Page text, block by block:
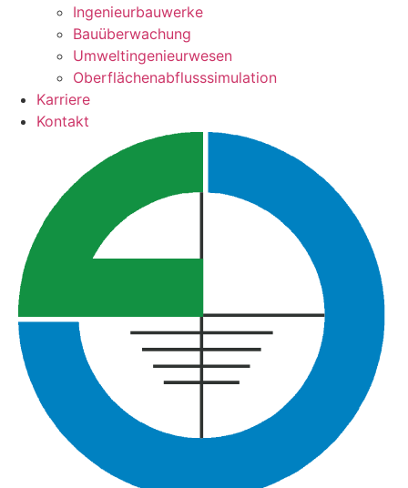
Ingenieurbauwerke
Bauüberwachung
Umweltingenieurwesen
Oberflächenabflusssimulation
Karriere
Kontakt